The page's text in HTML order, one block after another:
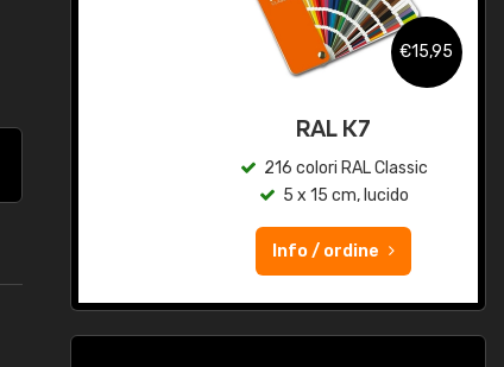
€15,95
RAL K7
216 colori RAL Classic
5 x 15 cm, lucido
Info / ordine